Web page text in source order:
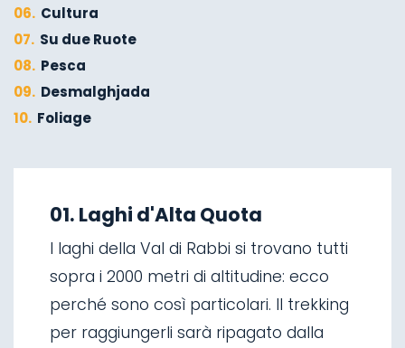
06. Cultura
07. Su due Ruote
08. Pesca
09. Desmalghjada
10. Foliage
Sci alpinismo
Discese in slitta
Arrampicata su ghiaccio
Mangiare in Malga
Cascate di Valorz
Ponte sospeso
01. Laghi d'Alta Quota
I laghi della Val di Rabbi si trovano tutti
sopra i 2000 metri di altitudine: ecco
perché sono così particolari. Il trekking
per raggiungerli sarà ripagato dalla